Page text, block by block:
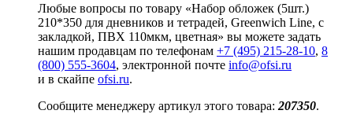
Любые вопросы по товару «Набор обложек (5шт.)
210*350 для дневников и тетрадей, Greenwich Line, с
закладкой, ПВХ 110мкм, цветная» вы можете задать
нашим продавцам по телефонам +7 (495) 215-28-10, 8
(800) 555-3604, электронной почте info@ofsi.ru
и в скайпе ofsi.ru.
Сообщите менеджеру артикул этого товара:207350.